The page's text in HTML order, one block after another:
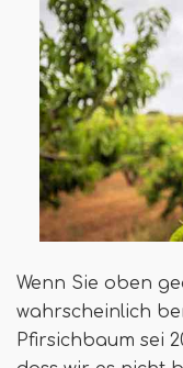
Wenn Sie oben
wahrscheinlich
Pfirsichbaum sei